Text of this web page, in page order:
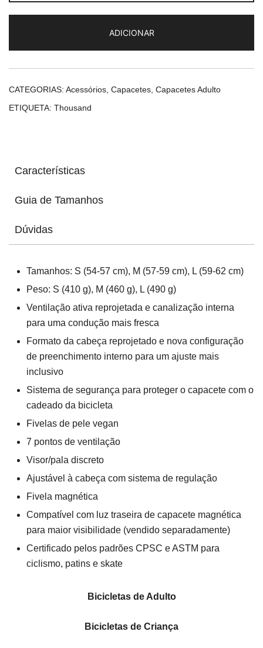
Thousand
2.0
Chic-
a-
ADICIONAR
CATEGORIAS: Acessórios Capacetes Capacetes Adulto
ETIQUETA: Thousand
Características
Guia de Tamanhos
Dúvidas
Tamanhos: S (54-57 cm), M (57-59 cm), L (59-62 cm)
Peso: S (410 g), M (460 g), L (490 g)
Ventilação ativa reprojetada e canalização interna
para uma condução mais fresca
Formato da cabeça reprojetado e nova configuração
de preenchimento interno para um ajuste mais
inclusivo
Sistema de segurança para proteger o capacete com o
cadeado da bicicleta
Fivelas de pele vegan
7 pontos de ventilação
Visor/pala discreto
Ajustável à cabeça com sistema de regulação
Fivela magnética
Compatível com luz traseira de capacete magnética
para maior visibilidade (vendido separadamente)
Certificado pelos padrões CPSC e ASTM para
ciclismo, patins e skate
Bicicletas de Adulto
Bicicletas de Criança